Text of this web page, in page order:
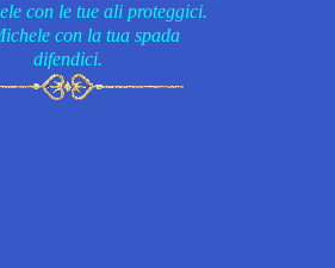
con le tue ali proteggici.
con la tua spada
difendici.